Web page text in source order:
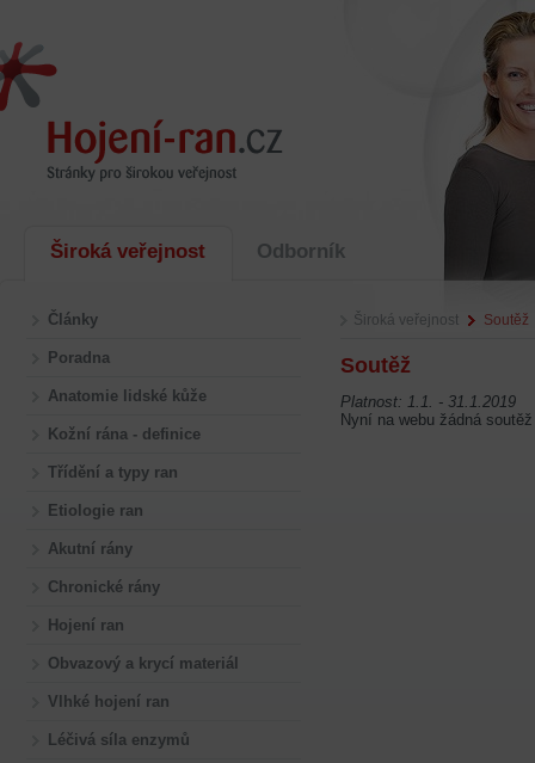
Široká veřejnost Odborník
Široká veřejnost Soutěž
Soutěž
Platnost: 1.1. - 31.1.2019
Nyní na webu žádná
Články
Poradna
Anatomie lidské kůže
Kožní rána - definice
Třídění a typy ran
Etiologie ran
Akutní rány
Chronické rány
Hojení ran
Obvazový a krycí materiál
Vlhké hojení ran
Léčivá síla enzymů